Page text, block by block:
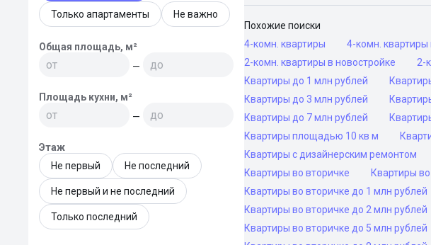
Только апартаменты Не важно
Общая площадь, м²
—
Площадь кухни, м²
—
Этаж
Не первый
Не последний
Не первый и не последний
Только последний
Похожие поиски
4-комн. квартиры
4-комн. квартиры
2-комн. квартиры в новостройке
2-
Квартиры до 1 млн рублей
Квартиры до 3 млн рублей
Квартиры до 7 млн рублей
Квартиры площадью 10 кв м
Квартиры с дизайнерским ремонтом
Квартиры во вторичке
Квартиры
Квартиры во вторичке до 1 млн рублей
Квартиры во вторичке до 2 млн рублей
Квартиры во вторичке до 5 млн рублей